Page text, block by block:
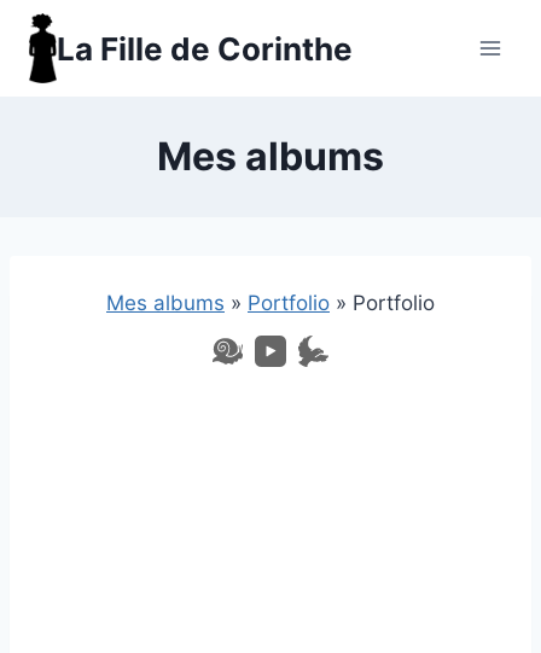
Aller
contenu
La Fille de Corinthe
Mes albums
Mes albums » Portfolio » Portfolio